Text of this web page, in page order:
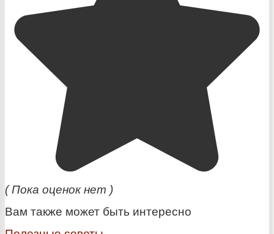
( Пока оценок нет )
Вам также может быть интересно